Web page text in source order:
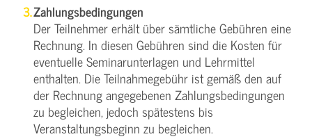
Zahlungsbedingungen
Der Teilnehmer erhält über sämtliche Gebühren eine
Rechnung. In diesen Gebühren sind die Kosten für
eventuelle Seminarunterlagen und Lehrmittel
enthalten. Die Teilnahmegebühr ist gemäß den auf
der Rechnung angegebenen Zahlungsbedingungen
zu begleichen, jedoch spätestens bis
Veranstaltungsbeginn zu begleichen.